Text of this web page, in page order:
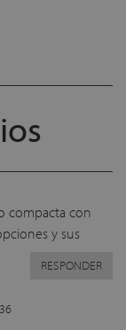
compacta con
y sus
RESPONDER